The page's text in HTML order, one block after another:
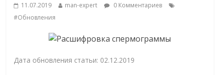
11.07.2019 man-expert
0 Комментариев
#Обновления
Дата обновления статьи: 02.12.2019